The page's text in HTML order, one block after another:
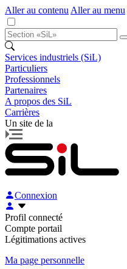
Aller au contenu Aller au menu
Services industriels (SiL)
Particuliers
Professionnels
Partenaires
A propos des SiL
Carrières
Un site de la
Connexion
Profil connecté
Compte portail
Légitimations actives
Ma page personnelle